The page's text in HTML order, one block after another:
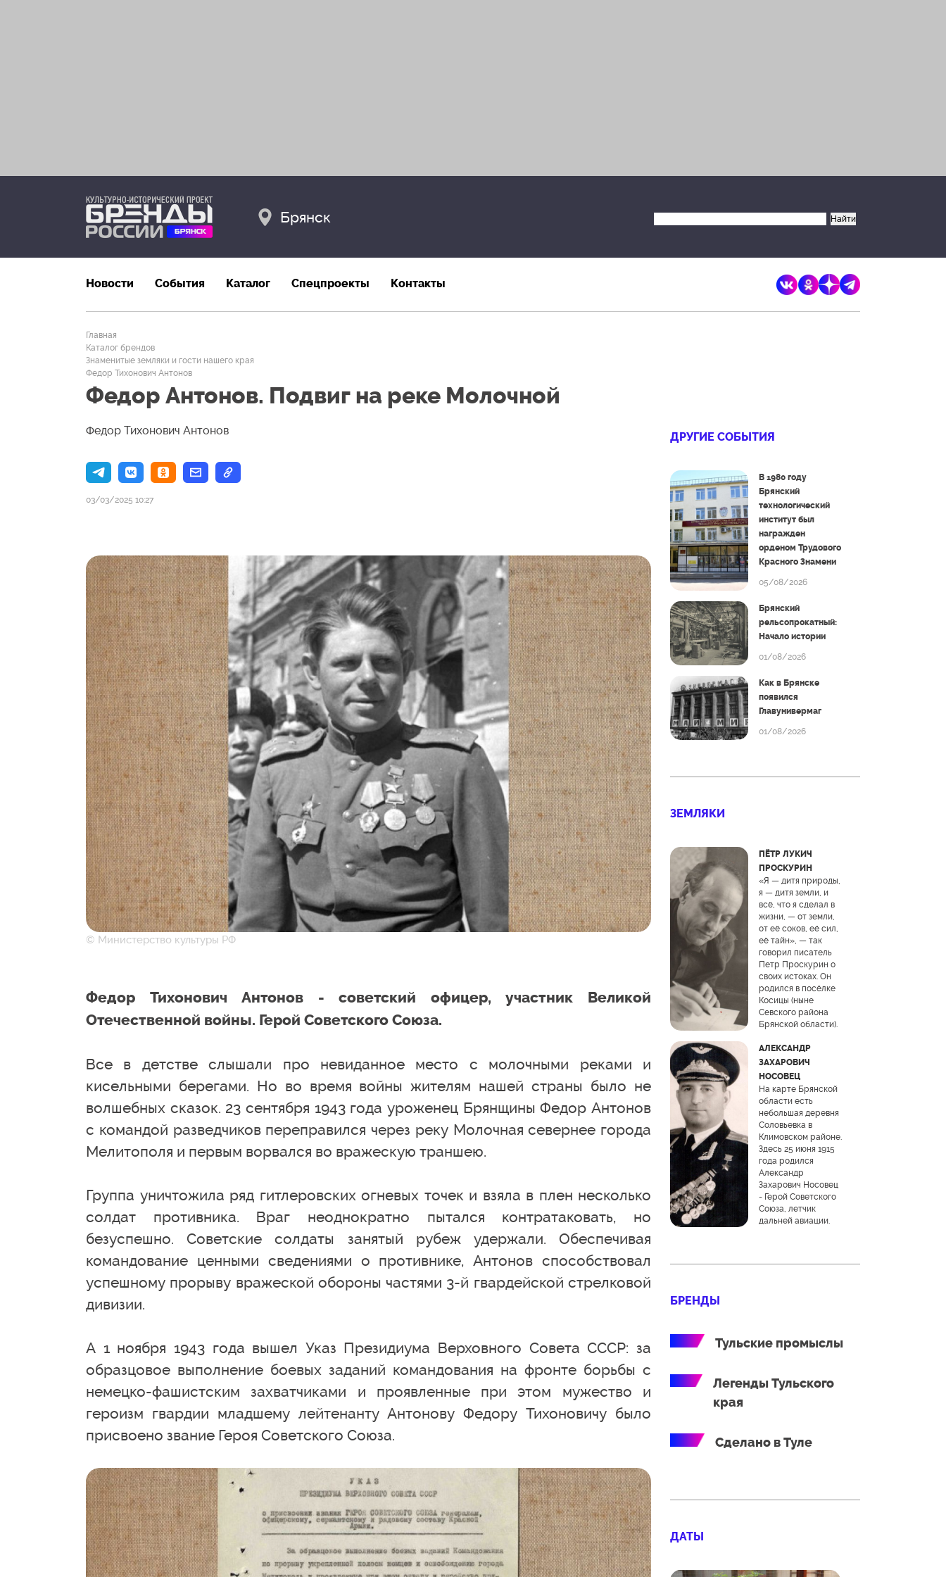
Брянск
Новости События Каталог Спецпроекты Контакты
Главная
Каталог брендов
Знаменитые земляки и гости нашего края
Федор Тихонович Антонов
Федор Антонов. Подвиг на реке Молочной
Федор Тихонович Антонов
03/03/2025 10:27
© Министерство культуры РФ
Федор Тихонович Антонов - советский офицер, участник Великой
Отечественной войны. Герой Советского Союза.
Все в детстве слышали про невиданное место с молочными реками и
кисельными берегами. Но во время войны жителям нашей страны было не
волшебных сказок. 23 сентября 1943 года уроженец Брянщины Федор Антонов
с командой разведчиков переправился через реку Молочная севернее города
Мелитополя и первым ворвался во вражескую траншею.
Группа уничтожила ряд гитлеровских огневых точек и взяла в плен несколько
солдат противника. Враг неоднократно пытался контратаковать, но
безуспешно. Советские солдаты занятый рубеж удержали. Обеспечивая
командование ценными сведениями о противнике, Антонов способствовал
успешному прорыву вражеской обороны частями 3-й гвардейской стрелковой
дивизии.
А 1 ноября 1943 года вышел Указ Президиума Верховного Совета СССР: за
образцовое выполнение боевых заданий командования на фронте борьбы с
немецко-фашистским захватчиками и проявленные при этом мужество и
героизм гвардии младшему лейтенанту Антонову Федору Тихоновичу было
присвоено звание Героя Советского Союза.
ДРУГИЕ СОБЫТИЯ
В 1980 году
Брянский
технологический
институт был
награжден
орденом Трудового
Красного Знамени
05/08/2026
Брянский
рельсопрокатный:
Начало истории
01/08/2026
Как в Брянске
появился
Главунивермаг
01/08/2026
ЗЕМЛЯКИ
ПЁТР ЛУКИЧ
ПРОСКУРИН
«Я — дитя природы,
я — дитя земли, и
всё, что я сделал в
жизни, — от земли,
от её соков, её сил,
её тайн», — так
говорил писатель
Петр Проскурин о
своих истоках. Он
родился в посёлке
Косицы (ныне
Севского района
Брянской области).
АЛЕКСАНДР
ЗАХАРОВИЧ
НОСОВЕЦ
На карте Брянской
области есть
небольшая деревня
Соловьевка в
Климовском районе.
Здесь 25 июня 1915
года родился
Александр
Захарович Носовец
- Герой Советского
Союза, летчик
дальней авиации.
БРЕНДЫ
Тульские промыслы
Легенды Тульского
края
Сделано в Туле
ДАТЫ